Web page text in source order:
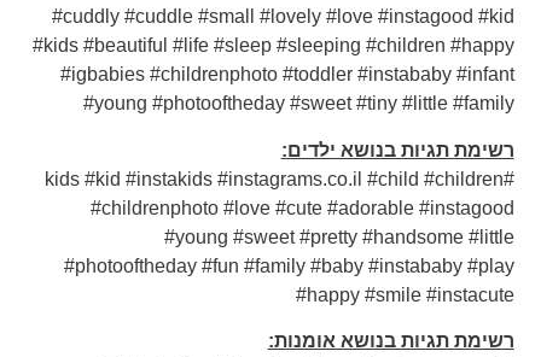
#cuddly #cuddle #small #lovely #love #instagood #kid
#kids #beautiful #life #sleep #sleeping #children #happy
#igbabies #childrenphoto #toddler #instababy #infant
#young #photooftheday #sweet #tiny #little #family
רשימת תגיות בנושא ילדים:
#kids #kid #instakids #instagrams.co.il #child #children
#childrenphoto #love #cute #adorable #instagood
#young #sweet #pretty #handsome #little
#photooftheday #fun #family #baby #instababy #play
#happy #smile #instacute
רשימת תגיות בנושא אומנות: